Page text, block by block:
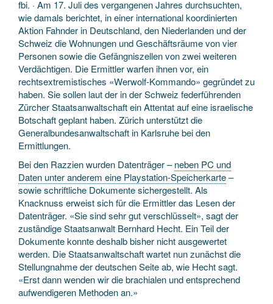
fbi. · Am 17. Juli des vergangenen Jahres durchsuchten,
wie damals berichtet, in einer international koordinierten
Aktion Fahnder in Deutschland, den Niederlanden und der
Schweiz die Wohnungen und Geschäftsräume von vier
Personen sowie die Gefängniszellen von zwei weiteren
Verdächtigen. Die Ermittler warfen ihnen vor, ein
rechtsextremistisches «Werwolf-Kommando» gegründet zu
haben. Sie sollen laut der in der Schweiz federführenden
Zürcher Staatsanwaltschaft ein Attentat auf eine israelische
Botschaft geplant haben. Zürich unterstützt die
Generalbundesanwaltschaft in Karlsruhe bei den
Ermittlungen.
Bei den Razzien wurden Datenträger –neben PC und
Daten unter anderem eine Playstation-Speicherkarte–
sowie schriftliche Dokumente sichergestellt. Als
Knacknuss erweist sich für die Ermittler das Lesen der
Datenträger. «Sie sind sehr gut verschlüsselt», sagt der
zuständige Staatsanwalt Bernhard Hecht. Ein Teil der
Dokumente konnte deshalb bisher nicht ausgewertet
werden. Die Staatsanwaltschaft wartet nun zunächst die
Stellungnahme der deutschen Seite ab, wie Hecht sagt.
«Erst dann wenden wir die brachialen und entsprechend
aufwendigeren Methoden an.»